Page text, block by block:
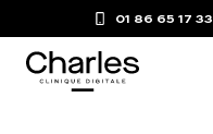
01 86 65 17 33